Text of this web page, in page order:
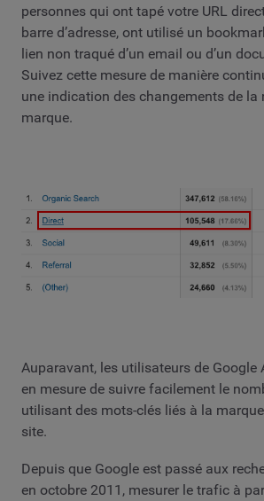
personnes qui ont tapé votre URL
barre d’adresse, ont utilisé un
lien non traqué d’un email ou d’un
Suivez cette mesure de manière
une indication des changements de la
marque.
Auparavant, les utilisateurs de Google
en mesure de suivre facilement le
utilisant des mots-clés liés à la
site.
Depuis que Google est passé aux
en octobre 2011, mesurer le trafic à